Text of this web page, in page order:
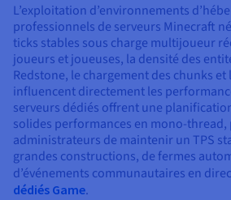
L’exploitation d’environnements
professionnels de serveurs Minecraft
ticks stables sous charge multijoueur
joueurs et joueuses, la densité des
Redstone, le chargement des chunks
influencent directement les
serveurs dédiés offrent une
solides performances en mono-
administrateurs de maintenir un TPS
grandes constructions, de fermes
d’événements communautaires en
dédiés Game.